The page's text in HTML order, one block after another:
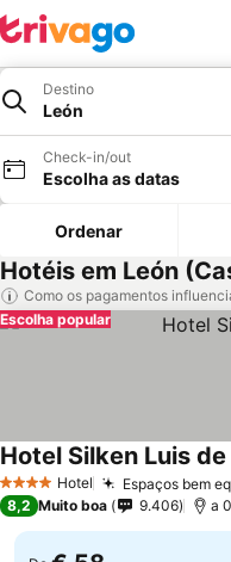
Destino
León
Check-in/out
Escolha as datas
Ordenar
Hotéis em León
Como os pagamentos
Escolha popular
4 EstrelasHotel Espaços bem
Hotel Silken Luis de
8,2 Muito boa 9.406 a